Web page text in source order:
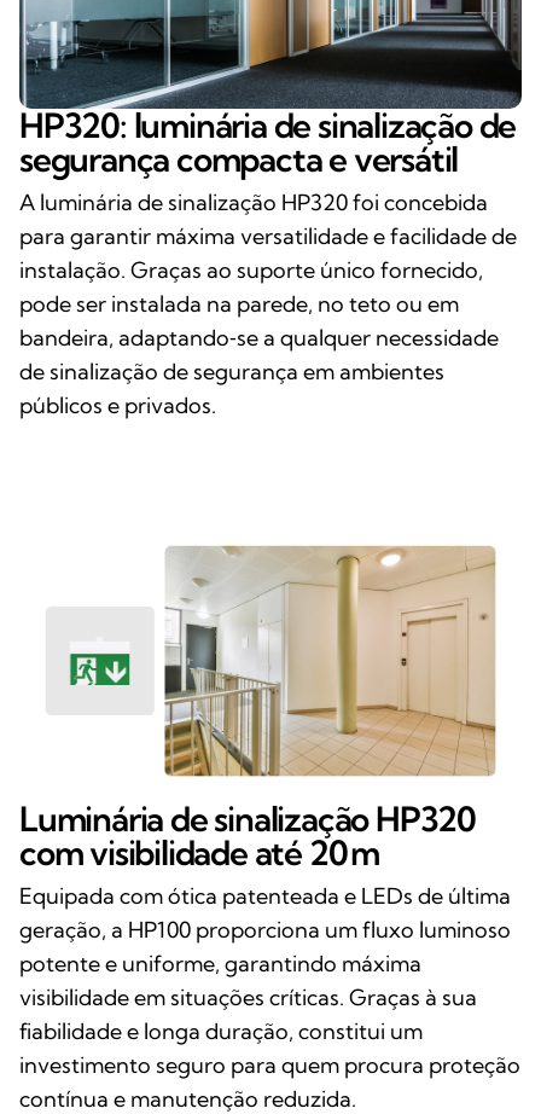
HP320: luminária de sinalização de
segurança compacta e versátil
A luminária de sinalização HP320 foi concebida
para garantir máxima versatilidade e facilidade de
instalação. Graças ao suporte único fornecido,
pode ser instalada na parede, no teto ou em
bandeira, adaptando‑se a qualquer necessidade
de sinalização de segurança em ambientes
públicos e privados.
Luminária de sinalização HP320
com visibilidade até 20 m
Equipada com ótica patenteada e LEDs de última
geração, a HP100 proporciona um fluxo luminoso
potente e uniforme, garantindo máxima
visibilidade em situações críticas. Graças à sua
fiabilidade e longa duração, constitui um
investimento seguro para quem procura proteção
contínua e manutenção reduzida.